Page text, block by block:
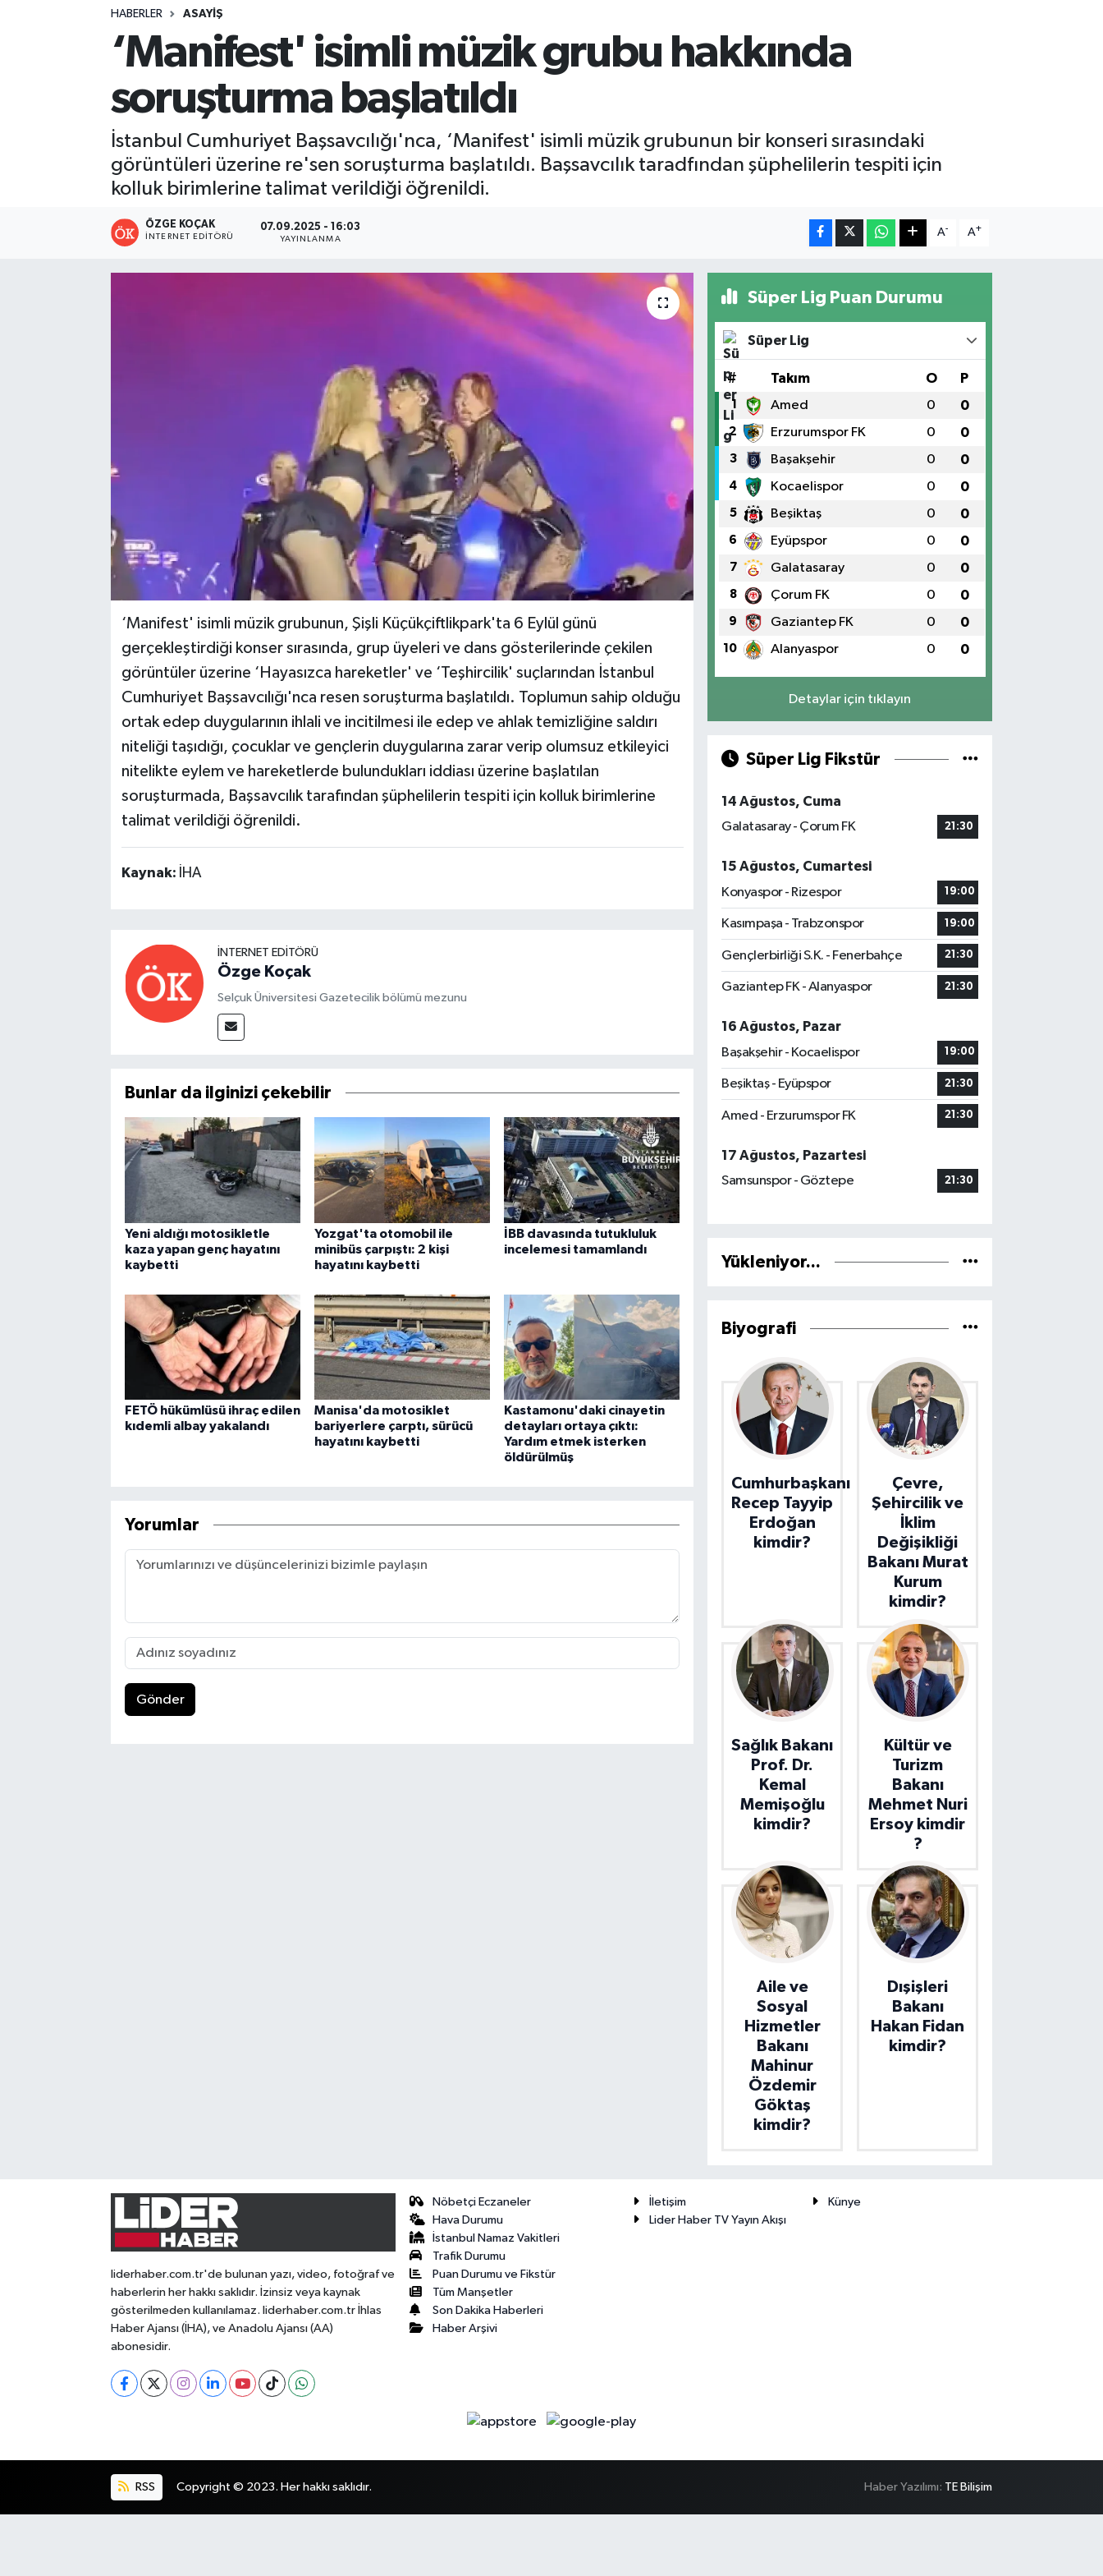
HABERLER ASAYIŞ
‘Manifest' isimli müzik grubu hakkında
soruşturma başlatıldı
İstanbul Cumhuriyet Başsavcılığı'nca, ‘Manifest' isimli müzik grubunun bir konseri sırasındaki
görüntüleri üzerine re'sen soruşturma başlatıldı. Başsavcılık taradfından şüphelilerin tespiti için
kolluk birimlerine talimat verildiği öğrenildi.
ÖZGE KOÇAK
İNTERNET EDITÖRÜ
07.09.2025 - 16:03
YAYINLANMA
A- A+
‘Manifest' isimli müzik grubunun, Şişli Küçükçiftlikpark'ta 6 Eylül günü
gerçekleştirdiği konser sırasında, grup üyeleri ve dans gösterilerinde çekilen
görüntüler üzerine ‘Hayasızca hareketler' ve ‘Teşhircilik' suçlarından İstanbul
Cumhuriyet Başsavcılığı'nca resen soruşturma başlatıldı. Toplumun sahip olduğu
ortak edep duygularının ihlali ve incitilmesi ile edep ve ahlak temizliğine saldırı
niteliği taşıdığı, çocuklar ve gençlerin duygularına zarar verip olumsuz etkileyici
nitelikte eylem ve hareketlerde bulundukları iddiası üzerine başlatılan
soruşturmada, Başsavcılık tarafından şüphelilerin tespiti için kolluk birimlerine
talimat verildiği öğrenildi.
Kaynak: İHA
İNTERNET EDITÖRÜ
Özge Koçak
Selçuk Üniversitesi Gazetecilik bölümü mezunu
Bunlar da ilginizi çekebilir
Yeni aldığı motosikletle
kaza yapan genç hayatını
kaybetti
Yozgat'ta otomobil ile
minibüs çarpıştı: 2 kişi
hayatını kaybetti
İBB davasında tutukluluk
incelemesi tamamlandı
FETÖ hükümlüsü ihraç edilen
kıdemli albay yakalandı
Manisa'da motosiklet
bariyerlere çarptı, sürücü
hayatını kaybetti
Kastamonu'daki cinayetin
detayları ortaya çıktı:
Yardım etmek isterken
öldürülmüş
Yorumlar
Gönder
Süper Lig Puan Durumu
Süper Lig
# Takım O P
1 Amed 0 0
2 Erzurumspor FK 0 0
3 Başakşehir 0 0
4 Kocaelispor 0 0
5 Beşiktaş 0 0
6 Eyüpspor 0 0
7 Galatasaray 0 0
8 Çorum FK 0 0
9 Gaziantep FK 0 0
10 Alanyaspor 0 0
Detaylar için tıklayın
Süper Lig Fikstür
14 Ağustos, Cuma
Galatasaray - Çorum FK
21:30
15 Ağustos, Cumartesi
Konyaspor - Rizespor
19:00
Kasımpaşa - Trabzonspor 19:00
Gençlerbirliği S.K. - Fenerbahçe 21:30
Gaziantep FK - Alanyaspor 21:30
16 Ağustos, Pazar
Başakşehir - Kocaelispor
19:00
Beşiktaş - Eyüpspor 21:30
Amed - Erzurumspor FK 21:30
17 Ağustos, Pazartesi
Samsunspor - Göztepe
21:30
Yükleniyor...
Biyografi
Cumhurbaşkanı
Recep Tayyip
Erdoğan
kimdir?
Çevre,
Şehircilik ve
İklim
Değişikliği
Bakanı Murat
Kurum
kimdir?
Sağlık Bakanı
Prof. Dr.
Kemal
Memişoğlu
kimdir?
Kültür ve
Turizm
Bakanı
Mehmet Nuri
Ersoy kimdir
?
Aile ve
Sosyal
Hizmetler
Bakanı
Mahinur
Özdemir
Göktaş
kimdir?
Dışişleri
Bakanı
Hakan Fidan
kimdir?
liderhaber.com.tr'de bulunan yazı, video, fotoğraf ve
haberlerin her hakkı saklıdır. İzinsiz veya kaynak
gösterilmeden kullanılamaz. liderhaber.com.tr İhlas
Haber Ajansı (İHA), ve Anadolu Ajansı (AA)
abonesidir.
Nöbetçi Eczaneler
Hava Durumu
İstanbul Namaz Vakitleri
Trafik Durumu
Puan Durumu ve Fikstür
Tüm Manşetler
Son Dakika Haberleri
Haber Arşivi
İletişim
Künye
Lider Haber TV Yayın Akışı
RSS Copyright © 2023. Her hakkı saklıdır. Haber Yazılımı: TE Bilişim
Kültür - Sanat
Lider Haber TV Canlı Yayın izle